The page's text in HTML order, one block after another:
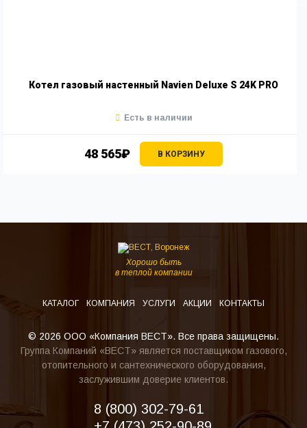
Котел газовый настенный Navien Deluxe S 24K PRO
48 565₽ В КОРЗИНУ
Есть в наличии
Хорошо быть
в теплой компании
КАТАЛОГ КОМПАНИЯ УСЛУГИ АКЦИИ КОНТАКТЫ
© 2026 ООО «Компания ВЕСТ». Все права защищены.
Группа Компаний «ВЕСТ» является поставщиком газового,
отопительного и сантехнического оборудования,
заслужившим доверие клиентов.
8 (800) 302-79-61